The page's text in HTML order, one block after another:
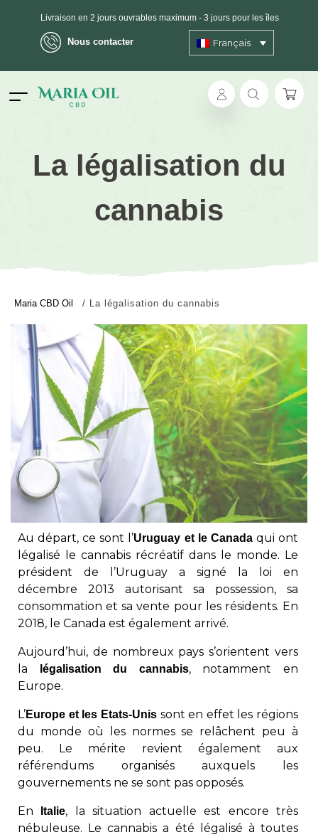
Nous contacter
Livraison en 2 jours ouvrables maximum - 3 jours pour les îles
Expédition ANONYME
Français
La légalisation du
cannabis
Maria CBD Oil / La légalisation du cannabis
Au départ, ce sont l’Uruguay et le Canadaqui ont
légalisé le cannabis récréatif dans le monde. Le
président de l’Uruguay a signé la loi en
décembre 2013 autorisant sa possession, sa
consommation et sa vente pour les résidents. En
2018, le Canada est également arrivé.
Aujourd’hui, de nombreux pays s’orientent vers
la
légalisation du cannabis, notamment en
Europe.
L’Europe et les Etats-Unissont en effet les régions
du monde où les normes se relâchent peu à
peu. Le mérite revient également aux
référendums organisés auxquels les
gouvernements ne se sont pas opposés.
En Italie, la situation actuelle est encore très
nébuleuse. Le cannabis a été légalisé à toutes